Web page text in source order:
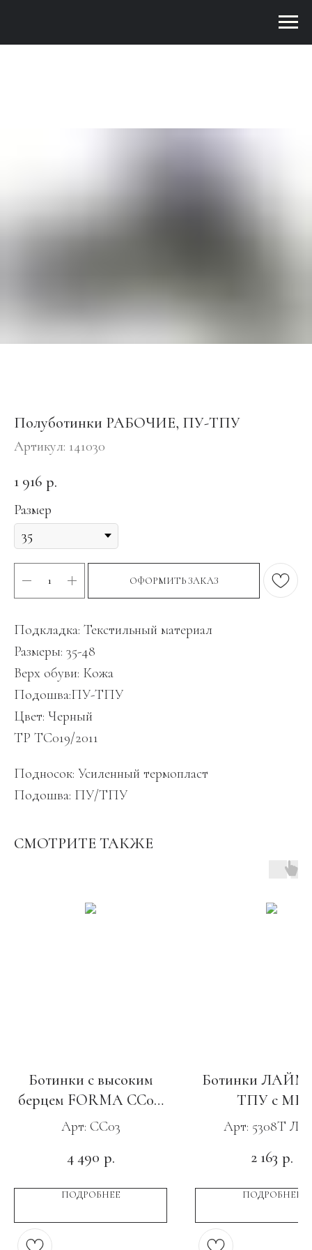
Полуботинки РАБОЧИЕ, ПУ-ТПУ
Артикул: 141030
1 916 р.
Размер
ОФОРМИТЬ ЗАКАЗ
Подкладка: Текстильный материал
Размеры: 35-48
Верх обуви: Кожа
Подошва:ПУ-ТПУ
Цвет: Черный
ТР ТС019/2011
Подносок: Усиленный термопласт
Подошва: ПУ/ТПУ
СМОТРИТЕ ТАКЖЕ
Ботинки с высоким
берцем FORMA CC03,
ПУ-Нитрил c МП и АС
Арт: CC03
4 490 р.
ПОДРОБНЕЕ
Ботинки
ТПУ с МП
Арт: 5308Т
2 163 р.
ПОДРОБНЕЕ